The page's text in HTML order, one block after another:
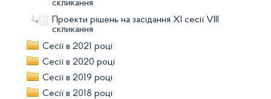
скликання
Проекти рішень на засідання XI сесії VIII
скликання
Сесії в 2021 році
Сесії в 2020 році
Сесії в 2019 році
Сесії в 2018 році